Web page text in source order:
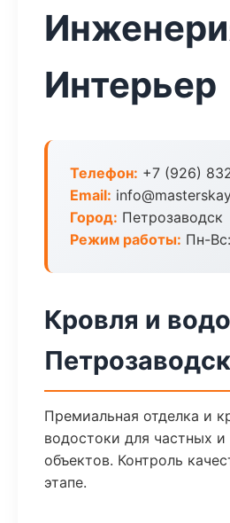
Интерьер
Телефон: +7 (926)
Email:
Город: Петрозаводск
Режим работы: Пн-
Кровля и
Петрозаводск
Премиальная отделка и
водостоки для частных
объектов. Контроль
этапе.